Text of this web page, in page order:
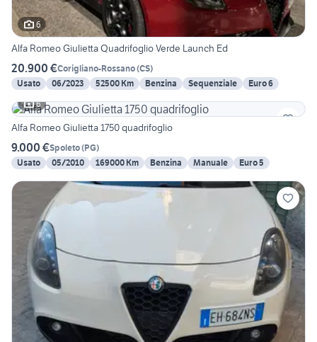
6
Alfa Romeo Giulietta Quadrifoglio Verde Launch Ed
20.900 €Corigliano-Rossano(CS)
Usato
06/2023 52500 Km Benzina Sequenziale
Euro 6
6
Alfa Romeo Giulietta 1750 quadrifoglio
9.000 €Spoleto(PG)
Usato
05/2010 169000 Km Benzina Manuale Euro 5